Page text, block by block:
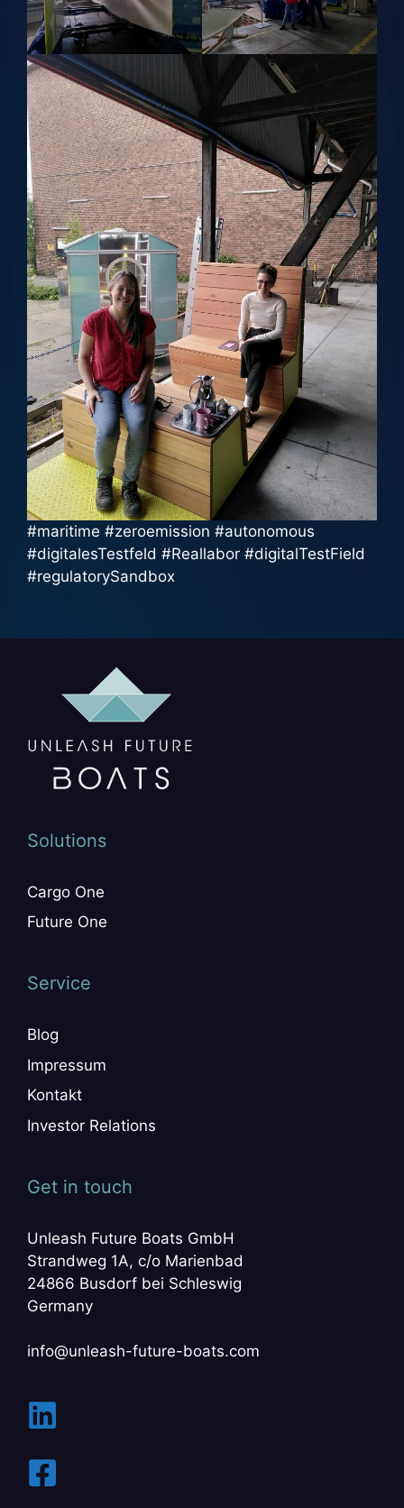
#maritime #zeroemission #autonomous
#digitalesTestfeld #Reallabor #digitalTestField
#regulatorySandbox
Solutions
Cargo One
Future One
Service
Blog
Impressum
Kontakt
Investor Relations
Get in touch
Unleash Future Boats GmbH
Strandweg 1A, c/o Marienbad
24866 Busdorf bei Schleswig
Germany
info@unleash-future-boats.com